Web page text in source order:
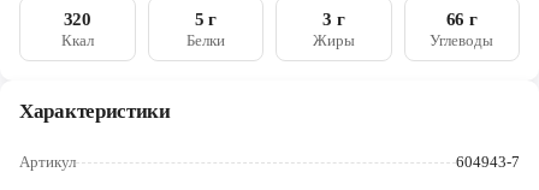
Ярославль
320
Ккал
5 г
Белки
3 г
Жиры
66 г
Углеводы
Характеристики
Артикул 604943-7